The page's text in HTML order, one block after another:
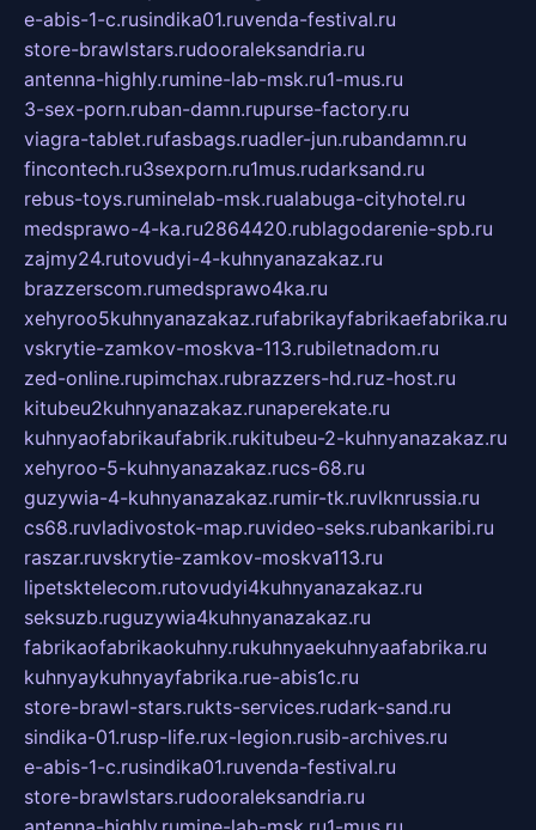
e-abis-1-c.rusindika01.ruvenda-festival.ru
store-brawlstars.rudooraleksandria.ru
antenna-highly.rumine-lab-msk.ru1-mus.ru
3-sex-porn.ruban-damn.rupurse-factory.ru
viagra-tablet.rufasbags.ruadler-jun.rubandamn.ru
fincontech.ru3sexporn.ru1mus.rudarksand.ru
rebus-toys.ruminelab-msk.rualabuga-cityhotel.ru
medsprawo-4-ka.ru2864420.rublagodarenie-spb.ru
zajmy24.rutovudyi-4-kuhnyanazakaz.ru
brazzerscom.rumedsprawo4ka.ru
xehyroo5kuhnyanazakaz.rufabrikayfabrikaefabrika.ru
vskrytie-zamkov-moskva-113.rubiletnadom.ru
zed-online.rupimchax.rubrazzers-hd.ruz-host.ru
kitubeu2kuhnyanazakaz.runaperekate.ru
kuhnyaofabrikaufabrik.rukitubeu-2-kuhnyanazakaz.ru
xehyroo-5-kuhnyanazakaz.rucs-68.ru
guzywia-4-kuhnyanazakaz.rumir-tk.ruvlknrussia.ru
cs68.ruvladivostok-map.ruvideo-seks.rubankaribi.ru
raszar.ruvskrytie-zamkov-moskva113.ru
lipetsktelecom.rutovudyi4kuhnyanazakaz.ru
seksuzb.ruguzywia4kuhnyanazakaz.ru
fabrikaofabrikaokuhny.rukuhnyaekuhnyaafabrika.ru
kuhnyaykuhnyayfabrika.rue-abis1c.ru
store-brawl-stars.rukts-services.rudark-sand.ru
sindika-01.rusp-life.rux-legion.rusib-archives.ru
e-abis-1-c.rusindika01.ruvenda-festival.ru
store-brawlstars.rudooraleksandria.ru